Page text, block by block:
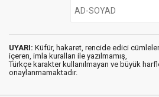
UYARI: Küfür, hakaret, rencide edici
içeren, imla kuralları ile yazılmamış,
Türkçe karakter kullanılmayan ve büyük
onaylanmamaktadır.